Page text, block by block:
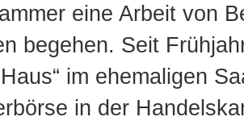
eine Arbeit von
begehen. Seit
im ehemaligen
in der